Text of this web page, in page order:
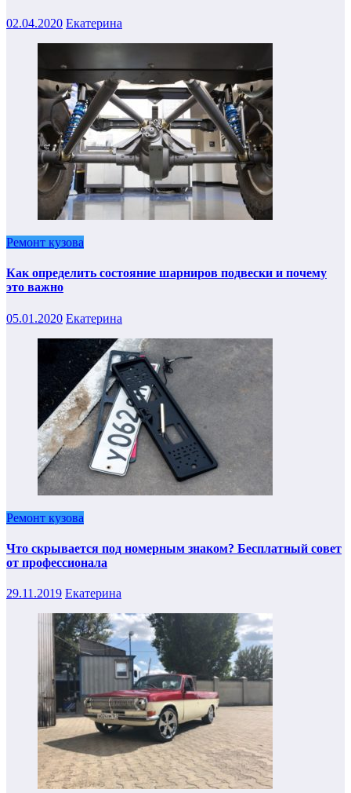
02.04.2020 Екатерина
Ремонт кузова
Как определить состояние шарниров подвески и почему
это важно
05.01.2020 Екатерина
Ремонт кузова
Что скрывается под номерным знаком? Бесплатный совет
от профессионала
29.11.2019 Екатерина